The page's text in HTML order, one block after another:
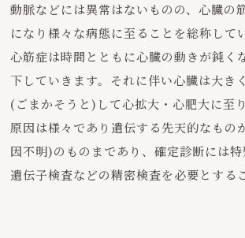
動脈などには異常はないものの、心臓の
になり様々な病態に至ることを総称して
心筋症は時間とともに心臓の動きが鈍く
下していきます。それに伴い心臓は大き
(ごまかそうと)して心拡大・心肥大に至
原因は様々であり遺伝する先天的なもの
因不明)のものまであり、確定診断には
遺伝子検査などの精密検査を必要とする